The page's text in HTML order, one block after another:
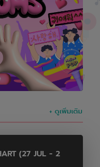
+ ดูเพิ่มเติม
(27 JUL - 2